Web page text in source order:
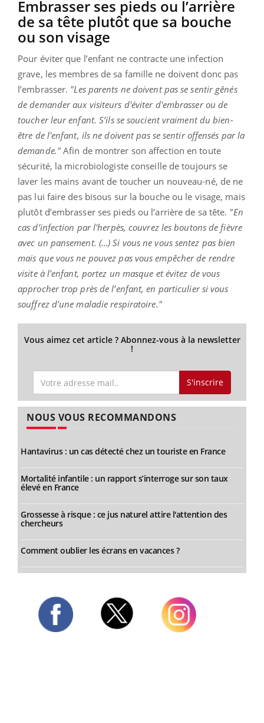
Embrasser ses pieds ou l’arrière
de sa tête plutôt que sa bouche
ou son visage
Pour éviter que l’enfant ne contracte une infection
grave, les membres de sa famille ne doivent donc pas
l’embrasser. "Les parents ne doivent pas se sentir gênés
de demander aux visiteurs d'éviter d'embrasser ou de
toucher leur enfant. S’ils se soucient vraiment du bien-
être de l'enfant, ils ne doivent pas se sentir offensés par la
demande."Afin de montrer son affection en toute
sécurité, la microbiologiste conseille de toujours se
laver les mains avant de toucher un nouveau-né, de ne
pas lui faire des bisous sur la bouche ou le visage, mais
plutôt d’embrasser ses pieds ou l’arrière de sa tête. "En
cas d’infection par l'herpès, couvrez les boutons de fièvre
avec un pansement. (…) Si vous ne vous sentez pas bien
mais que vous ne pouvez pas vous empêcher de rendre
visite à l'enfant, portez un masque et évitez de vous
approcher trop près de l’enfant, en particulier si vous
souffrez d'une maladie respiratoire."
Vous aimez cet article ? Abonnez-vous à la newsletter
!
S'inscrire
NOUS VOUS RECOMMANDONS
Hantavirus : un cas détecté chez un touriste en France
Mortalité infantile : un rapport s’interroge sur son taux
élevé en France
Grossesse à risque : ce jus naturel attire l'attention des
chercheurs
Comment oublier les écrans en vacances ?